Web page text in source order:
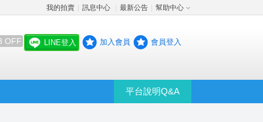
我的拍賣 訊息中心 最新公告 幫助中心
OFF LINE登入 加入會員 會員登入
平台說明Q&A